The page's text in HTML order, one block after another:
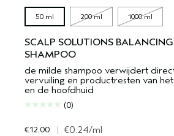
50 ml 200 ml 1000 ml
SCALP SOLUTIONS BALANCING
SHAMPOO
de milde shampoo verwijdert
vervuiling en productresten van
en de hoofdhuid
(0)
€12.00 | €0.24/ml